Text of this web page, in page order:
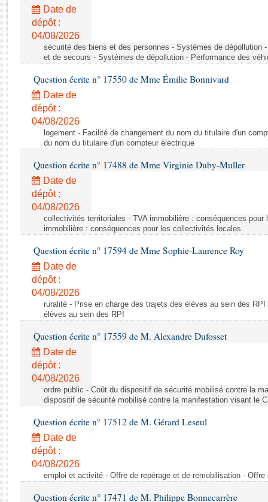
Rapports législatifs
Rapports sur l'application des lois
Baromètre de l’application des lois
Dossiers législatifs
Budget et sécurité sociale
Questions écrites et orales
Comptes rendus des débats
Date de
dépôt :
04/08/2026
sécurité des biens et des personnes - Systèmes de dépollution
et de secours - Systèmes de dépollution - Performance des
Question écrite n° 17550 de Mme Émilie Bonnivard
Date de
dépôt :
04/08/2026
logement - Facilité de changement du nom du titulaire d'un
du nom du titulaire d'un compteur électrique
Question écrite n° 17488 de Mme Virginie Duby-Muller
Date de
dépôt :
04/08/2026
collectivités territoriales - TVA immobilière : conséquences
immobilière : conséquences pour les collectivités locales
Question écrite n° 17594 de Mme Sophie-Laurence Roy
Date de
dépôt :
04/08/2026
ruralité - Prise en charge des trajets des élèves au sein des
élèves au sein des RPI
Question écrite n° 17559 de M. Alexandre Dufosset
Date de
dépôt :
04/08/2026
ordre public - Coût du dispositif de sécurité mobilisé contre la
dispositif de sécurité mobilisé contre la manifestation visant le
Question écrite n° 17512 de M. Gérard Leseul
Date de
dépôt :
04/08/2026
emploi et activité - Offre de repérage et de remobilisation -
Question écrite n° 17471 de M. Philippe Bonnecarrère